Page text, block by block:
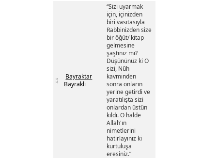
Bayraktar
Bayraklı
“Sizi uyarmak
için, içinizden
biri vasıtasıyla
Rabbinizden size
bir öğüt/ kitap
gelmesine
şaştınız mı?
Düşününüz ki O
sizi, Nûh
kavminden
sonra onların
yerine getirdi ve
yaratılışta sizi
onlardan üstün
kıldı. O halde
Allah'ın
nimetlerini
hatırlayınız ki
kurtuluşa
eresiniz.”